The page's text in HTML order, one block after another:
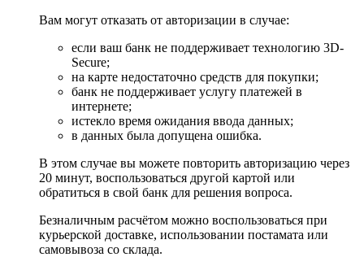
Вам могут отказать от авторизации в случае:
если ваш банк не поддерживает технологию 3D-
Secure;
на карте недостаточно средств для покупки;
банк не поддерживает услугу платежей в
интернете;
истекло время ожидания ввода данных;
в данных была допущена ошибка.
В этом случае вы можете повторить авторизацию через
20 минут, воспользоваться другой картой или
обратиться в свой банк для решения вопроса.
Безналичным расчётом можно воспользоваться при
курьерской доставке, использовании постамата или
самовывоза со склада.